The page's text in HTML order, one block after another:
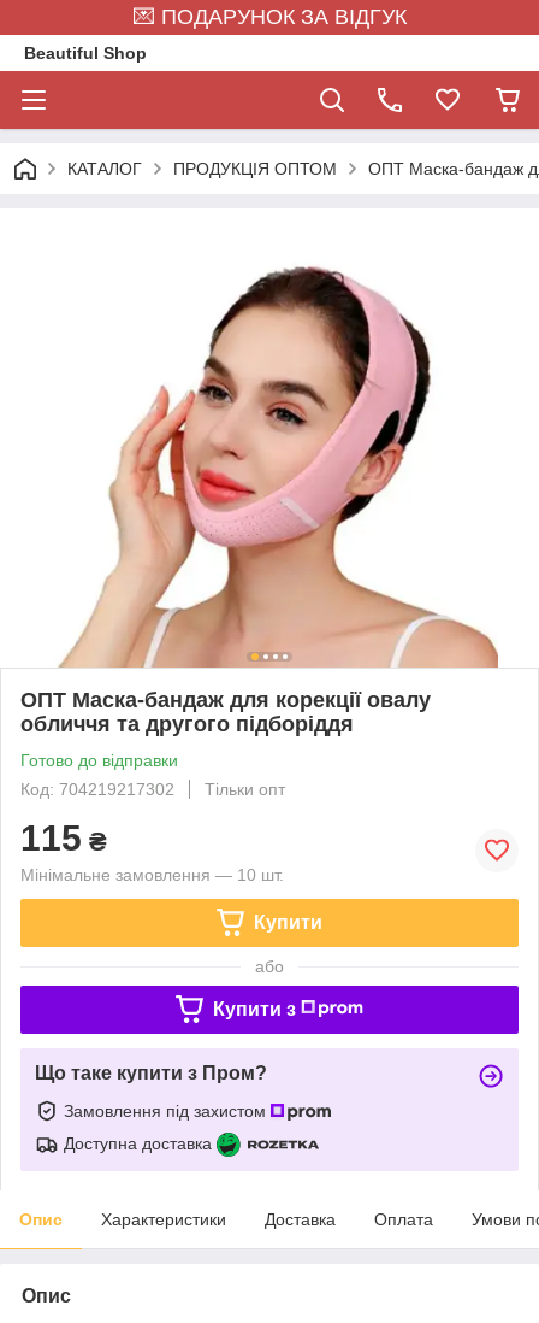
💌 ПОДАРУНОК ЗА ВІДГУК
Beautiful Shop
КАТАЛОГ ПРОДУКЦІЯ ОПТОМ ОПТ Маска-бандаж
ОПТ Маска-бандаж для корекції овалу
обличчя та другого підборіддя
Готово до відправки
Код: 704219217302
Тільки опт
115 ₴
Мінімальне замовлення — 10 шт.
Купити
або
Купити з
Що таке купити з Пром?
Замовлення під захистом
Доступна доставка
Опис Характеристики Доставка Оплата Умови
Опис